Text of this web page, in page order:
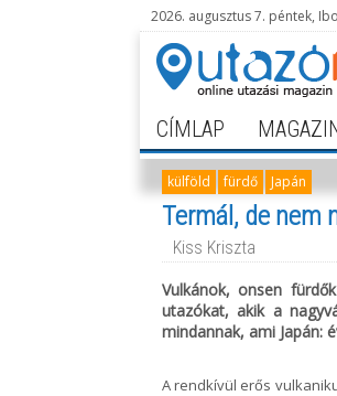
2026. augusztus 7. péntek,
CÍMLAP
külföld fürdő Japán
Termál, de nem
Kiss Kriszta
Vulkánok, onsen
utazókat, akik a
mindannak, ami Japán:
A rendkívül erős